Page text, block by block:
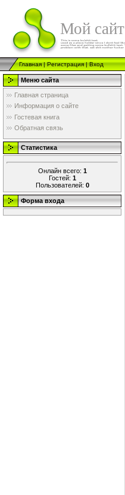
Мой сайт
Главная|Регистрация|Вход
Меню сайта
Главная страница
Информация о сайте
Гостевая книга
Обратная связь
Статистика
Онлайн всего: 1
Гостей: 1
Пользователей: 0
Форма входа